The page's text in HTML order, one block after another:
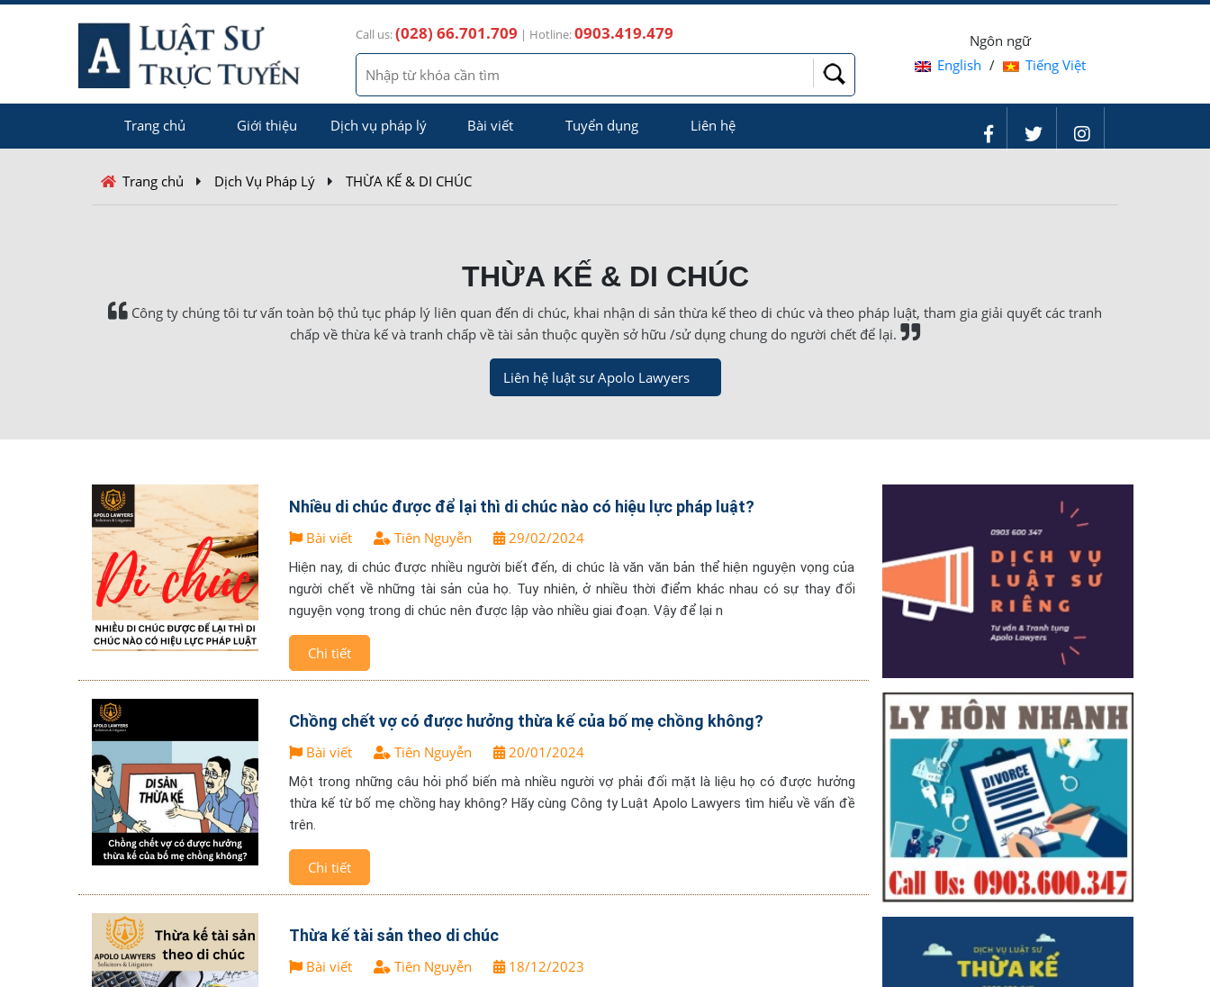
Call us:(028) 66.701.709 | Hotline:0903.419.479
Ngôn ngữ
English / Tiếng Việt
Trang chủ Giới thiệu Dịch vụ pháp lý Bài viết Tuyển dụng Liên hệ
Trang chủ Dịch Vụ Pháp Lý THỪA KẾ & DI CHÚC
THỪA KẾ & DI CHÚC
Công ty chúng tôi tư vấn toàn bộ thủ tục pháp lý liên quan đến di chúc, khai nhận di sản thừa kế theo di chúc và theo pháp luật, tham gia giải quyết các tranh
chấp về thừa kế và tranh chấp về tài sản thuộc quyền sở hữu /sử dụng chung do người chết để lại.
Liên hệ luật sư Apolo Lawyers
Nhiều di chúc được để lại thì di chúc nào có hiệu lực pháp luật?
Bài viết Tiên Nguyễn 29/02/2024
Hiện nay, di chúc được nhiều người biết đến, di chúc là văn văn bản thể hiện nguyện vọng của
người chết về những tài sản của họ. Tuy nhiên, ở nhiều thời điểm khác nhau có sự thay đổi
nguyện vọng trong di chúc nên được lập vào nhiều giai đoạn. Vậy để lại n
Chi tiết
Chồng chết vợ có được hưởng thừa kế của bố mẹ chồng không?
Bài viết Tiên Nguyễn 20/01/2024
Một trong những câu hỏi phổ biến mà nhiều người vợ phải đối mặt là liệu họ có được hưởng
thừa kế từ bố mẹ chồng hay không? Hãy cùng Công ty Luật Apolo Lawyers tìm hiểu về vấn đề
trên.
Chi tiết
Thừa kế tài sản theo di chúc
Bài viết Tiên Nguyễn 18/12/2023